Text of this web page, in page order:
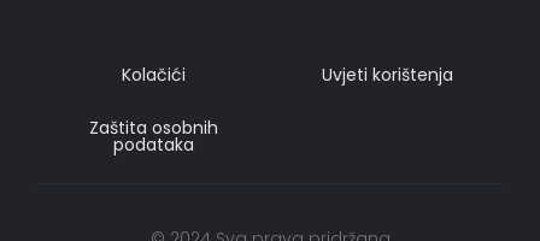
Kolačići Uvjeti korištenja
Zaštita osobnih
podataka